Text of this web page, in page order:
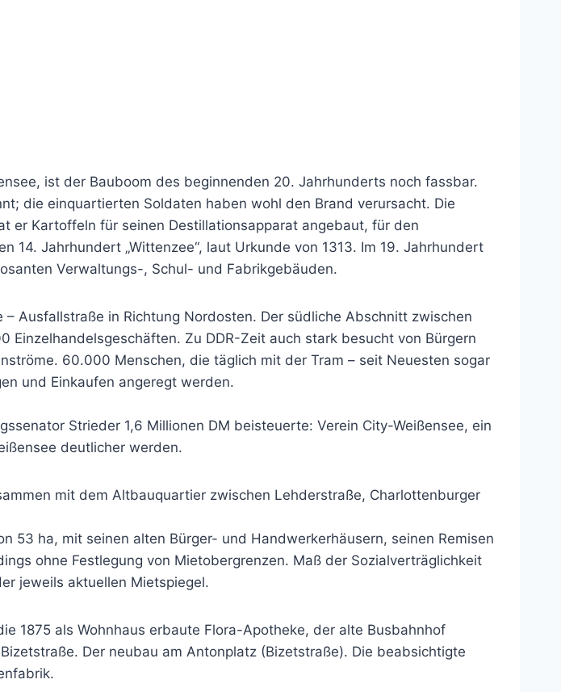
ist der Bauboom des beginnenden 20. Jahrhunderts noch fassbar.
die einquartierten Soldaten haben wohl den Brand verursacht. Die
er Kartoffeln für seinen Destillationsapparat angebaut, für den
14. Jahrhundert „Wittenzee“, laut Urkunde von 1313. Im 19. Jahrhundert
Verwaltungs-, Schul- und Fabrikgebäuden.
Ausfallstraße in Richtung Nordosten. Der südliche Abschnitt zwischen
Zu DDR-Zeit auch stark besucht von Bürgern
60.000 Menschen, die täglich mit der Tram – seit Neuesten sogar
und Einkaufen angeregt werden.
Strieder 1,6 Millionen DM beisteuerte: Verein City-Weißensee, ein
deutlicher werden.
mit dem Altbauquartier zwischen Lehderstraße, Charlottenburger
53 ha, mit seinen alten Bürger- und Handwerkerhäusern, seinen Remisen
ohne Festlegung von Mietobergrenzen. Maß der Sozialverträglichkeit
jeweils aktuellen Mietspiegel.
1875 als Wohnhaus erbaute Flora-Apotheke, der alte Busbahnhof
Der neubau am Antonplatz (Bizetstraße). Die beabsichtigte